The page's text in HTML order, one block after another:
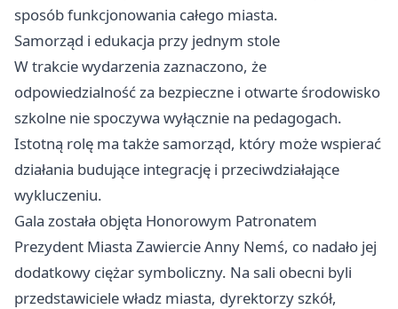
sposób funkcjonowania całego miasta.
Samorząd i edukacja przy jednym stole
W trakcie wydarzenia zaznaczono, że
odpowiedzialność za bezpieczne i otwarte środowisko
szkolne nie spoczywa wyłącznie na pedagogach.
Istotną rolę ma także samorząd, który może wspierać
działania budujące integrację i przeciwdziałające
wykluczeniu.
Gala została objęta Honorowym Patronatem
Prezydent Miasta Zawiercie Anny Nemś, co nadało jej
dodatkowy ciężar symboliczny. Na sali obecni byli
przedstawiciele władz miasta, dyrektorzy szkół,